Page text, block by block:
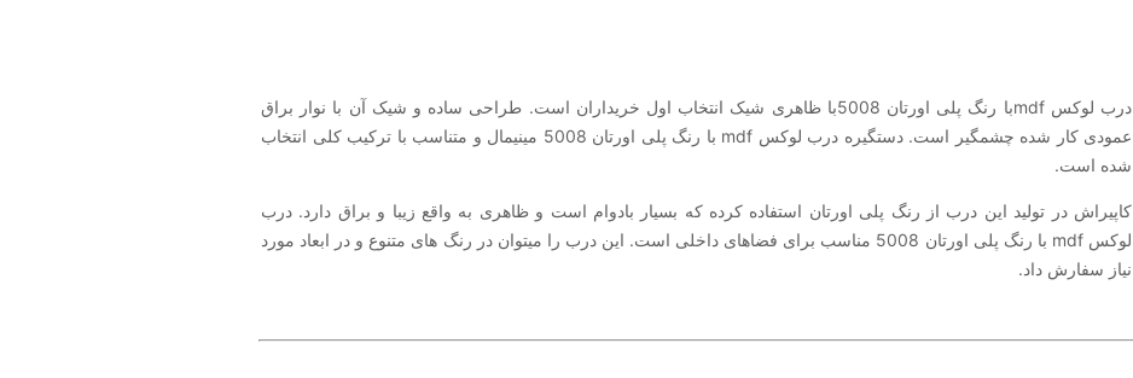
درب لوکس mdfبا رنگ پلی اورتان 5008با ظاهری شیک انتخاب اول خریداران است. طراحی ساده و شیک آن با نوار براق
عمودی کار شده چشمگیر است. دستگیره درب لوکس mdf با رنگ پلی اورتان 5008 مینیمال و متناسب با ترکیب کلی انتخاب
شده است.
کاپیراش در تولید این درب از رنگ پلی اورتان استفاده کرده که بسیار بادوام است و ظاهری به واقع زیبا و براق دارد. درب
لوکس mdf با رنگ پلی اورتان 5008 مناسب برای فضاهای داخلی است. این درب را می­توان در رنگ ­های متنوع و در ابعاد مورد
نیاز سفارش داد.